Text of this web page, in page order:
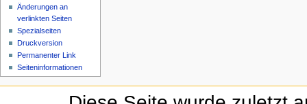
Änderungen an
verlinkten Seiten
Spezialseiten
Druckversion
Permanenter Link
Seiten­informationen